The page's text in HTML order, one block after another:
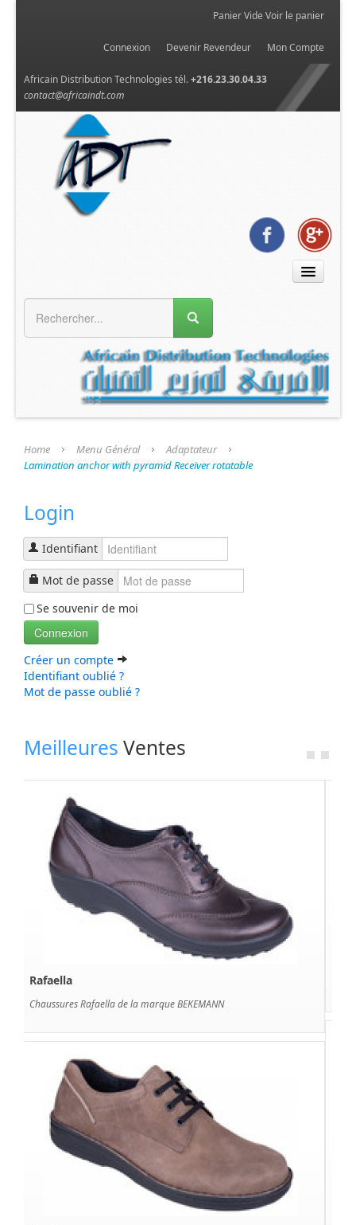
Panier Vide Voir le panier
Connexion Devenir Revendeur Mon Compte
Africain Distribution Technologies tél.+216.23.30.04.33
contact@africaindt.com
MENU GÉNÉRAL
Présentation
Nos Produits
Nos Fournisseurs
Espace Revendeur
A Propos
Boutique en Ligne
Contactez Nous
Home Menu Général
Adaptateur
Lamination anchor with pyramid Receiver rotatable
Login
Identifiant
Mot de passe
Se souvenir de moi
Connexion
Créer un compte
Identifiant oublié ?
Mot de passe oublié ?
Meilleures Ventes
Rafaela